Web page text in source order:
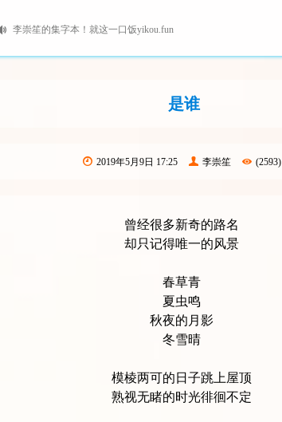
李崇笙的集字本！就这一口饭yikou.fun
是谁
2019年5月9日 17:25 李崇笙 (2593)
曾经很多新奇的路名
却只记得唯一的风景
春草青
夏虫鸣
秋夜的月影
冬雪晴
模棱两可的日子跳上屋顶
熟视无睹的时光徘徊不定